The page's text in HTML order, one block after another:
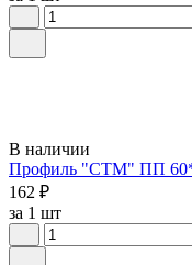
В наличии
Профиль "СТМ" ПП
162 ₽
за 1 шт